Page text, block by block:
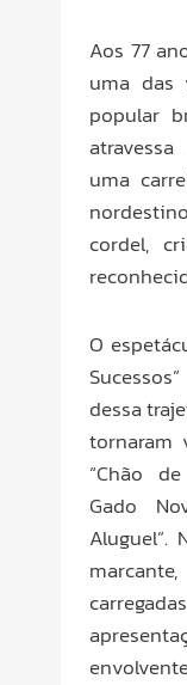
Aos 77
uma das
popular
uma
cordel,
O
dessa
tornaram
“Chão
Gado
Aluguel”.